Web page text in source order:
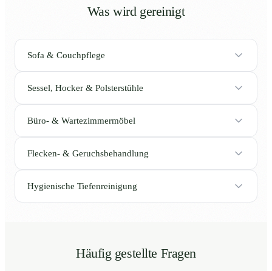
Was wird gereinigt
Sofa & Couchpflege
Sessel, Hocker & Polsterstühle
Büro- & Wartezimmermöbel
Flecken- & Geruchsbehandlung
Hygienische Tiefenreinigung
Häufig gestellte Fragen